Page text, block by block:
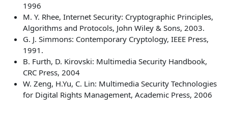
1996
M. Y. Rhee, Internet Security: Cryptographic Principles,
Algorithms and Protocols, John Wiley & Sons, 2003.
G. J. Simmons: Contemporary Cryptology, IEEE Press,
1991.
B. Furth, D. Kirovski: Multimedia Security Handbook,
CRC Press, 2004
W. Zeng, H.Yu, C. Lin: Multimedia Security Technologies
for Digital Rights Management, Academic Press, 2006